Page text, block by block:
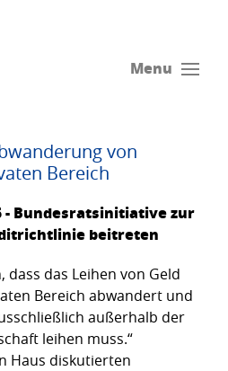
Menu
von
Bereich
- Bundesratsinitiative zur
beitreten
dass das Leihen von Geld
Bereich abwandert und
außerhalb der
leihen muss.“
Haus diskutierten